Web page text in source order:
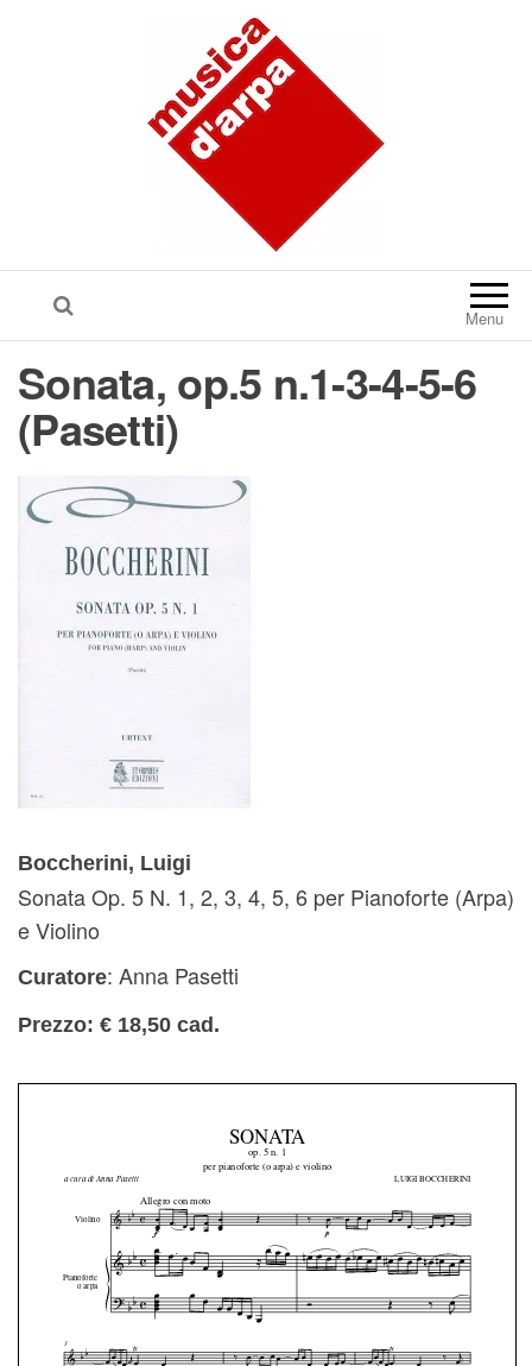
Menu
Sonata, op.5 n.1-3-4-5-6
(Pasetti)
Boccherini, Luigi
Sonata Op. 5 N. 1, 2, 3, 4, 5, 6 per Pianoforte (Arpa)
e Violino
Curatore: Anna Pasetti
Prezzo: € 18,50 cad.